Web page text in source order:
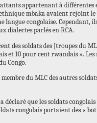
appartenant à différentes
mbaka avaient rejoint le
congolaise. Cependant,
dialectes parlés en RCA.
des soldats des [troupes du
et 10 pour cent rwandais ».
Congo.
du MLC des autres
que les soldats
congolais portaient des «